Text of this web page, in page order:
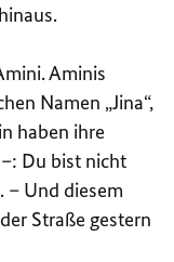
Aminis
Namen „Jina“,
haben ihre
Du bist nicht
– Und diesem
Straße gestern